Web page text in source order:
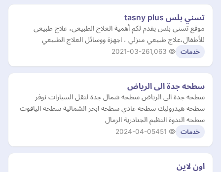
تسني بلس tasny plus
موقع تسني بلس يقدم لكم أهمية العلاج الطبيعي، علاج طبيعي
للأطفال،علاج طبيعي منزلي ، اجهزة ووسائل العلاج الطبيعي
خدمات 2021-03-26
سطحه جدة الى الرياض
سطحه جدة الى الرياض سطحه شمال جدة لنقل السيارات نوفر
سطحه هيدروليك سطحه عادي سطحه ابحر الشمالية سطحه الياقوت
سطحه الندوة النظيم الجنادرية الرمال
خدمات 2024-04-05
اون لاين